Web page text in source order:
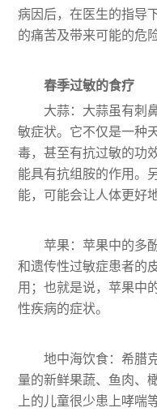
病因后，在医生的指导
的痛苦及带来可能的危险
春季过敏的食疗
大蒜：大蒜虽有刺
敏症状。它不仅是一种
毒，甚至有抗过敏的功
能具有抗组胺的作用。
能，可能会让人体更好
苹果：苹果中的多
和遗传性过敏症患者的
用；也就是说，苹果中
性疾病的症状。
地中海饮食：希腊
量的新鲜果蔬、鱼肉、
上的儿童很少患上哮喘